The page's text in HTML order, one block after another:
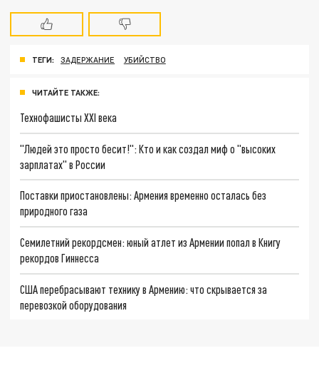
ТЕГИ: ЗАДЕРЖАНИЕ УБИЙСТВО
ЧИТАЙТЕ ТАКЖЕ:
Технофашисты XXI века
"Людей это просто бесит!": Кто и как создал миф о "высоких
зарплатах" в России
Поставки приостановлены: Армения временно осталась без
природного газа
Семилетний рекордсмен: юный атлет из Армении попал в Книгу
рекордов Гиннесса
США перебрасывают технику в Армению: что скрывается за
перевозкой оборудования